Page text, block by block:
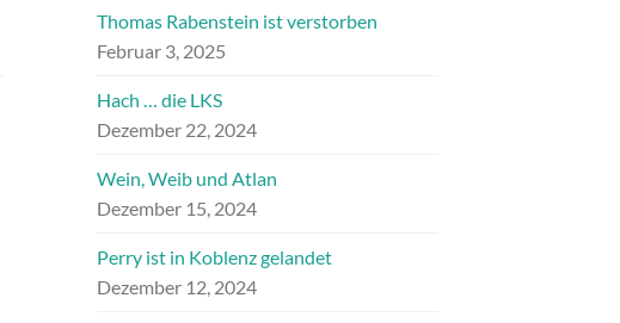
Thomas Rabenstein ist verstorben
Februar 3, 2025
Hach … die LKS
Dezember 22, 2024
Wein, Weib und Atlan
Dezember 15, 2024
Perry ist in Koblenz gelandet
Dezember 12, 2024